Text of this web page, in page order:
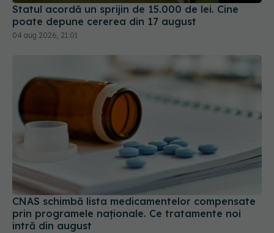
Statul acordă un sprijin de 15.000 de lei. Cine
poate depune cererea din 17 august
04 aug 2026, 21:01
CNAS schimbă lista medicamentelor compensate
prin programele naționale. Ce tratamente noi
intră din august